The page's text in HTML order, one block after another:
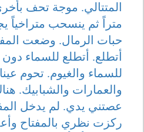
المتتالي. موجة تحف
متراً ثم ينسحب متراخياً
حبات الرمال. وضعت
أتطلع. أتطلع للسماء
للسماء والغيوم. تحوم
والعمارات والشبابيك.
عصتني يدي. لم يدخل
ركزت نظري بالمفتاح